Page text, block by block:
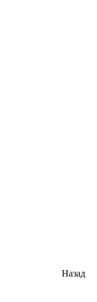
Назад